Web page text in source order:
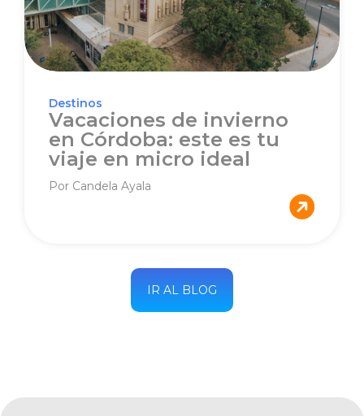
Destinos
Vacaciones de invierno
en Córdoba: este es tu
viaje en micro ideal
Por Candela Ayala
IR AL BLOG